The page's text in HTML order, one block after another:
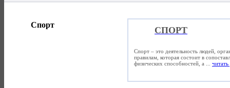
Спорт
СПОРТ
Спорт – это деятельность людей,
правилам, которая состоит в
физических способностей, а ... читать